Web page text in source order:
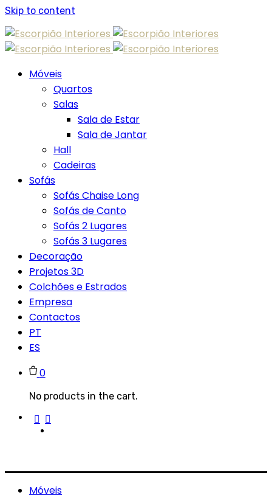
Skip to content
Móveis
Quartos
Salas
Sala de Estar
Sala de Jantar
Hall
Cadeiras
Sofás
Sofás Chaise Long
Sofás de Canto
Sofás 2 Lugares
Sofás 3 Lugares
Decoração
Projetos 3D
Colchões e Estrados
Empresa
Contactos
PT
ES
0
No products in the cart.
Móveis